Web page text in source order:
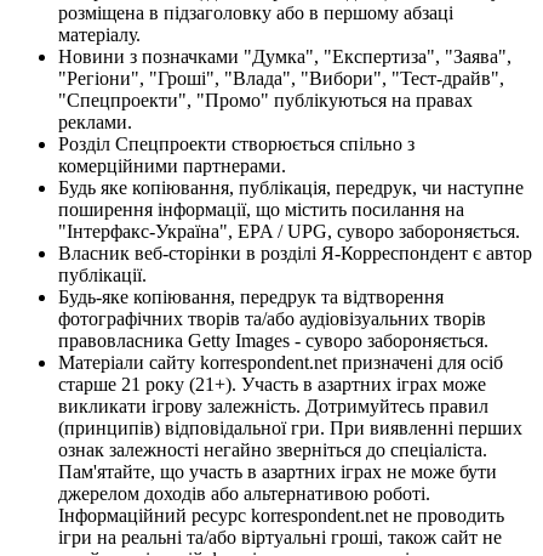
розміщена в підзаголовку або в першому абзаці
матеріалу.
Новини з позначками "Думка", "Експертиза", "Заява",
"Регіони", "Гроші", "Влада", "Вибори", "Тест-драйв",
"Спецпроекти", "Промо" публікуються на правах
реклами.
Розділ Спецпроекти створюється спільно з
комерційними партнерами.
Будь яке копіювання, публікація, передрук, чи наступне
поширення інформації, що містить посилання на
"Інтерфакс-Україна", EPA / UPG, суворо забороняється.
Власник веб-сторінки в розділі Я-Корреспондент є автор
публікації.
Будь-яке копіювання, передрук та відтворення
фотографічних творів та/або аудіовізуальних творів
правовласника Getty Images - суворо забороняється.
Матеріали сайту korrespondent.net призначені для осіб
старше 21 року (21+). Участь в азартних іграх може
викликати ігрову залежність. Дотримуйтесь правил
(принципів) відповідальної гри. При виявленні перших
ознак залежності негайно зверніться до спеціаліста.
Пам'ятайте, що участь в азартних іграх не може бути
джерелом доходів або альтернативою роботі.
Інформаційний ресурс korrespondent.net не проводить
ігри на реальні та/або віртуальні гроші, також сайт не